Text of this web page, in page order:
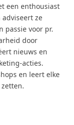
een enthousiast
ze
passie voor pr.
door
nieuws en
acties.
en leert elke